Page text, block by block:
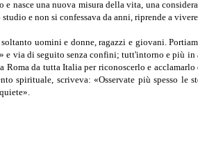
nasce una nuova misu­ra della vita, una
e non si confessava da anni, riprende a vivere
uomini e donne, ragazzi e giovani.
e via di segui­to senza confini; tutt'intorno e più
Roma da tutta Italia per ricono­scerlo e
spirituale, scriveva: «Osservate più spesso